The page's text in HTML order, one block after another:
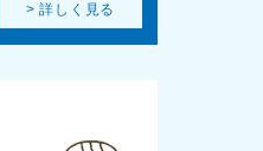
> 詳しく見る